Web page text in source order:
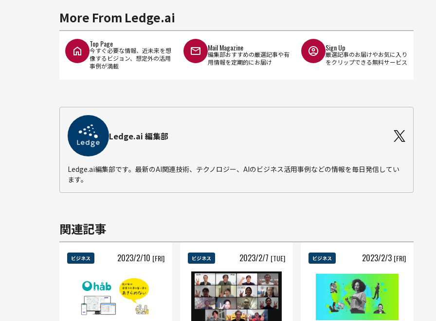
More From Ledge.ai
Top Page
今すぐ必要な情報、近未来を想
像するビジョン、想定外の活用
事例が満載
Mail Magazine
編集部おすすめの厳選記事や有
用情報を定期的にお届け
Sign Up
厳選記事のお届けやお気に入り
をクリップできる無料サービス
Ledge.ai 編集部
Ledge.ai編集部です。最新のAI関連技術、テクノロジー、AIのビジネス活用事例などの情報を毎日発信してい
ます。
関連記事
ビジネス 2023/2/10 [FRI] ビジネス 2023/2/7 [TUE] ビジネス 2023/2/3 [FRI]